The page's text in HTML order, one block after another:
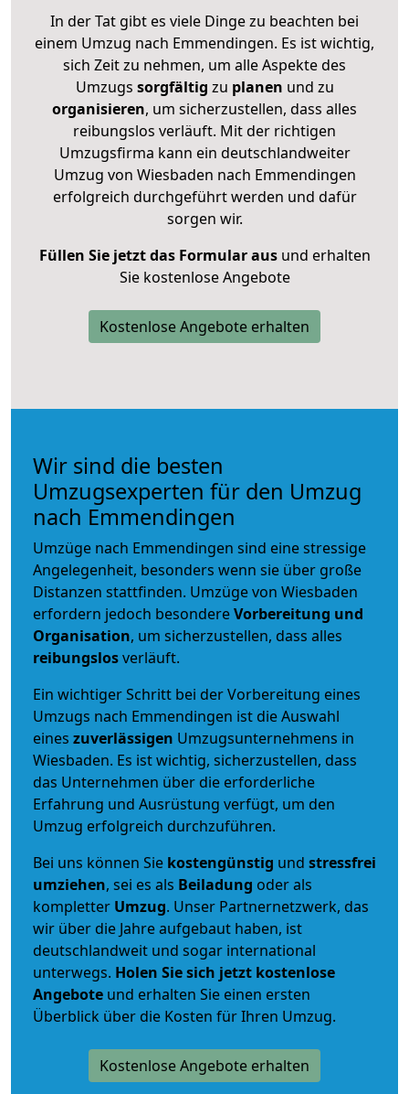
In der Tat gibt es viele Dinge zu beachten bei
einem Umzug nach Emmendingen. Es ist wichtig,
sich Zeit zu nehmen, um alle Aspekte des
Umzugs sorgfältig zu planen und zu
organisieren, um sicherzustellen, dass alles
reibungslos verläuft. Mit der richtigen
Umzugsfirma kann ein deutschlandweiter
Umzug von Wiesbaden nach Emmendingen
erfolgreich durchgeführt werden und dafür
sorgen wir.
Füllen Sie jetzt das Formular ausund erhalten
Sie kostenlose Angebote
Kostenlose Angebote erhalten
Wir sind die besten
Umzugsexperten für den Umzug
nach Emmendingen
Umzüge nach Emmendingen sind eine stressige
Angelegenheit, besonders wenn sie über große
Distanzen stattfinden. Umzüge von Wiesbaden
erfordern jedoch besondereVorbereitung und
Organisation, um sicherzustellen, dass alles
reibungslosverläuft.
Ein wichtiger Schritt bei der Vorbereitung eines
Umzugs nach Emmendingen ist die Auswahl
eines zuverlässigen Umzugsunternehmens in
Wiesbaden. Es ist wichtig, sicherzustellen, dass
das Unternehmen über die erforderliche
Erfahrung und Ausrüstung verfügt, um den
Umzug erfolgreich durchzuführen.
Bei uns können Sie kostengünstig und stressfrei
umziehen, sei es als Beiladung oder als
kompletter Umzug. Unser Partnernetzwerk, das
wir über die Jahre aufgebaut haben, ist
deutschlandweit und sogar international
unterwegs. Holen Sie sich jetzt kostenlose
Angebote und erhalten Sie einen ersten
Überblick über die Kosten für Ihren Umzug.
Kostenlose Angebote erhalten